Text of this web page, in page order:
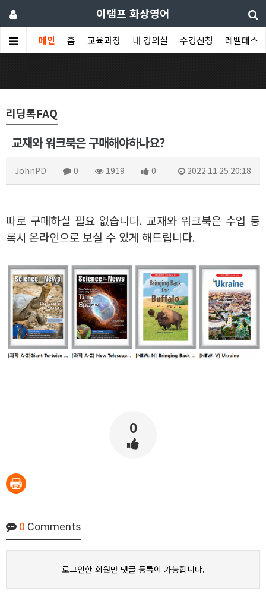
이램프 화상영어
메인 홈 교육과정 내 강의실 수강신청 레벨테스트
리딩톡FAQ
교재와 워크북은 구매해야하나요?
JohnPD 0 1919 0 2022.11.25 20:18
따로 구매하실 필요 없습니다. 교재와 워크북은 수업 등
록시 온라인으로 보실 수 있게 해드립니다.
0
0 Comments
로그인한 회원만 댓글 등록이 가능합니다.